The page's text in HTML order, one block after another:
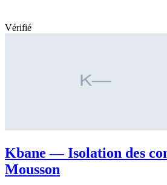
Vérifié
Kbane — Isolation des
Mousson